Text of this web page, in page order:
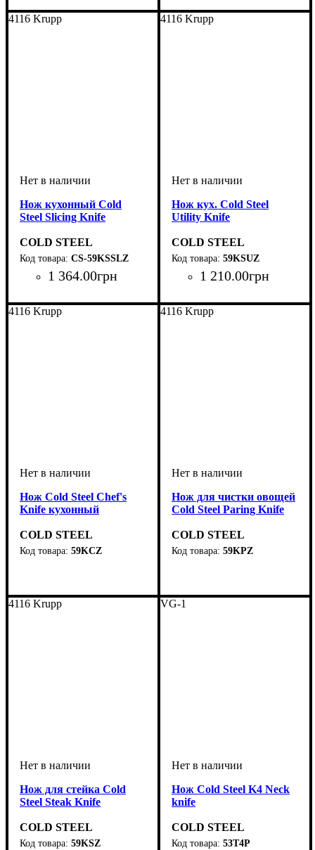
4116 Krupp
Нож кухонный Cold
Steel Slicing Knife
COLD STEEL
CS-59KSSLZ
1 364.00грн
4116 Krupp
Нож кух. Cold Steel
Utility Knife
COLD STEEL
59KSUZ
1 210.00грн
4116 Krupp
Нож Cold Steel Chef's
Knife кухонный
COLD STEEL
59KCZ
4116 Krupp
Нож для чистки овощей
Cold Steel Paring Knife
COLD STEEL
59KPZ
4116 Krupp
Нож для стейка Cold
Steel Steak Knife
COLD STEEL
59KSZ
VG-1
Нож Cold Steel K4 Neck
knife
COLD STEEL
53T4P